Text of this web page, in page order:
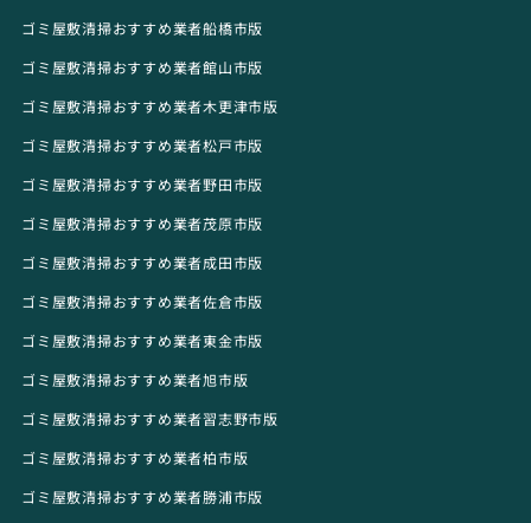
ゴミ屋敷清掃おすすめ業者船橋市版
ゴミ屋敷清掃おすすめ業者館山市版
ゴミ屋敷清掃おすすめ業者木更津市版
ゴミ屋敷清掃おすすめ業者松戸市版
ゴミ屋敷清掃おすすめ業者野田市版
ゴミ屋敷清掃おすすめ業者茂原市版
ゴミ屋敷清掃おすすめ業者成田市版
ゴミ屋敷清掃おすすめ業者佐倉市版
ゴミ屋敷清掃おすすめ業者東金市版
ゴミ屋敷清掃おすすめ業者旭市版
ゴミ屋敷清掃おすすめ業者習志野市版
ゴミ屋敷清掃おすすめ業者柏市版
ゴミ屋敷清掃おすすめ業者勝浦市版